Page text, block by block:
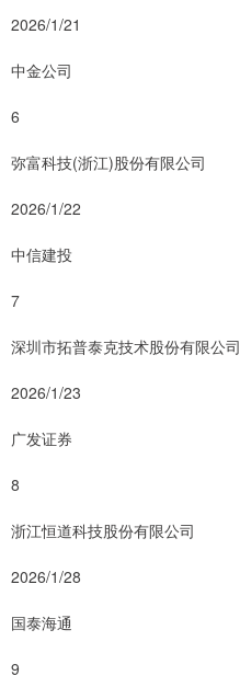
2026/1/21
中金公司
6
弥富科技(浙江)股份有限公司
2026/1/22
中信建投
7
深圳市拓普泰克技术股份有限公司
2026/1/23
广发证券
8
浙江恒道科技股份有限公司
2026/1/28
国泰海通
9